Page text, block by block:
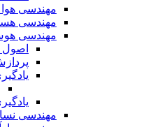
مهندسی
مهندسی
مهندسی
اصول
مهندسی